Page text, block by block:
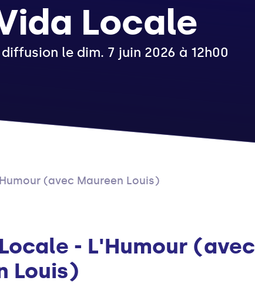
Locale
le dim. 7 juin 2026 à 12h00
(avec Maureen Louis)
- L'Humour (avec
Louis)